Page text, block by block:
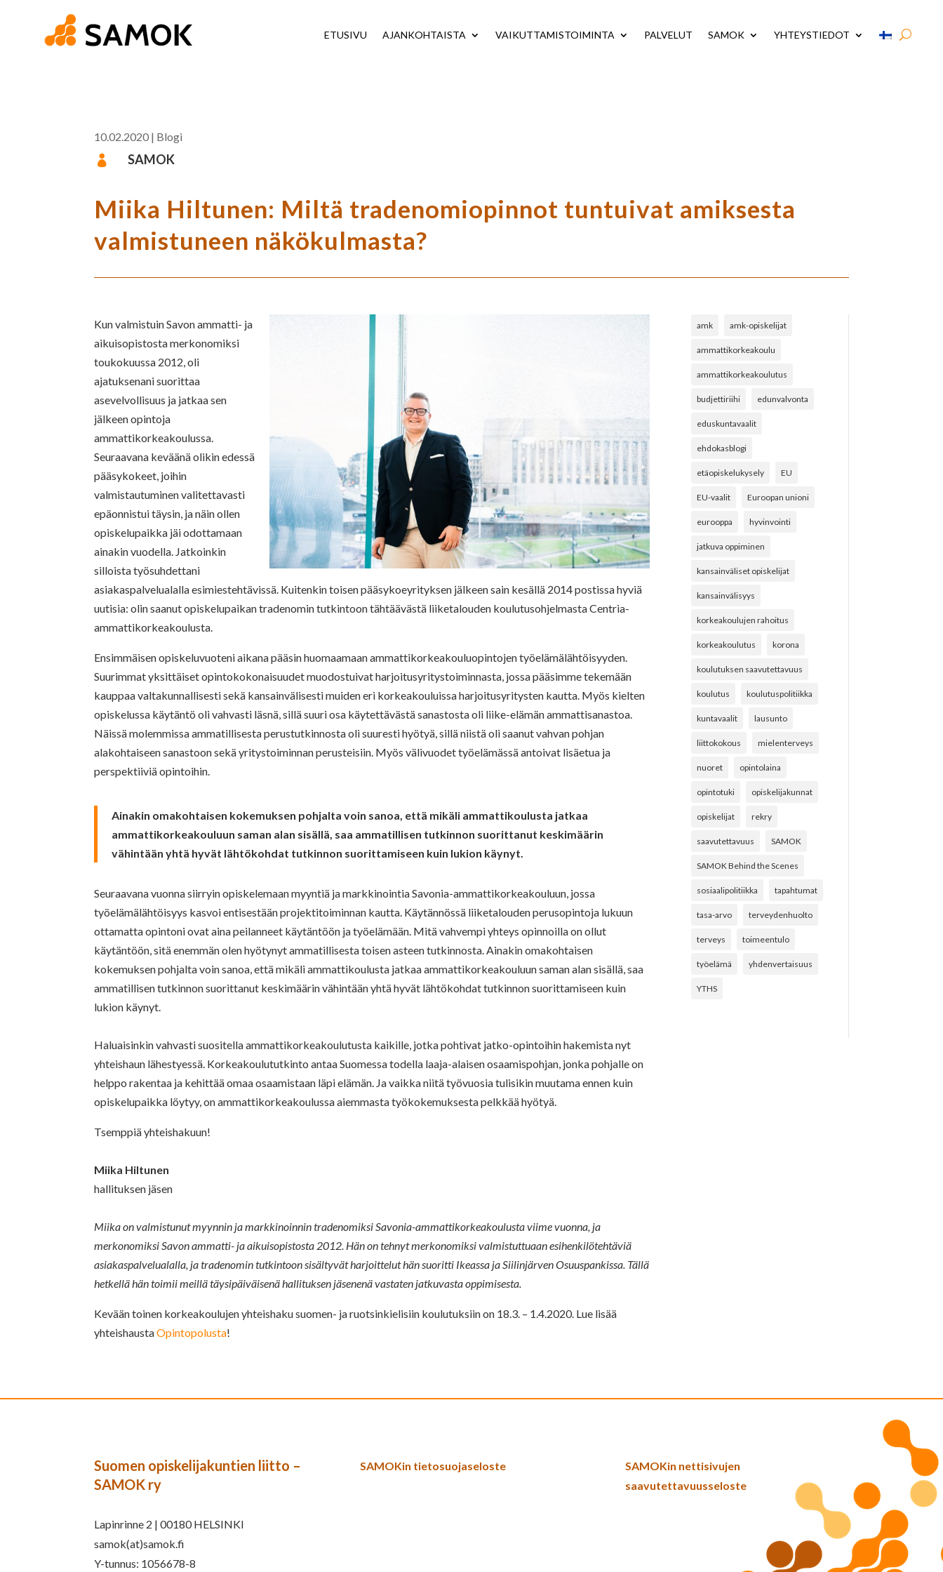
ETUSIVU AJANKOHTAISTA VAIKUTTAMISTOIMINTA PALVELUT SAMOK YHTEYSTIEDOT
10.02.2020 | Blogi
 SAMOK
Miika Hiltunen: Miltä tradenomiopinnot tuntuivat amiksesta
valmistuneen näkökulmasta?
Kun valmistuin Savon ammatti- ja
aikuisopistosta merkonomiksi
toukokuussa 2012, oli
ajatuksenani suorittaa
asevelvollisuus ja jatkaa sen
jälkeen opintoja
ammattikorkeakoulussa.
Seuraavana keväänä olikin edessä
pääsykokeet, joihin
valmistautuminen valitettavasti
epäonnistui täysin, ja näin ollen
opiskelupaikka jäi odottamaan
ainakin vuodella. Jatkoinkin
silloista työsuhdettani
asiakaspalvelualalla esimiestehtävissä. Kuitenkin toisen pääsykoeyrityksen jälkeen sain kesällä 2014 postissa hyviä
uutisia: olin saanut opiskelupaikan tradenomin tutkintoon tähtäävästä liiketalouden koulutusohjelmasta Centria-
ammattikorkeakoulusta.
Ensimmäisen opiskeluvuoteni aikana pääsin huomaamaan ammattikorkeakouluopintojen työelämälähtöisyyden.
Suurimmat yksittäiset opintokokonaisuudet muodostuivat harjoitusyritystoiminnasta, jossa pääsimme tekemään
kauppaa valtakunnallisesti sekä kansainvälisesti muiden eri korkeakouluissa harjoitusyritysten kautta. Myös kielten
opiskelussa käytäntö oli vahvasti läsnä, sillä suuri osa käytettävästä sanastosta oli liike-elämän ammattisanastoa.
Näissä molemmissa ammatillisesta perustutkinnosta oli suuresti hyötyä, sillä niistä oli saanut vahvan pohjan
alakohtaiseen sanastoon sekä yritystoiminnan perusteisiin. Myös välivuodet työelämässä antoivat lisäetua ja
perspektiiviä opintoihin.
Ainakin omakohtaisen kokemuksen pohjalta voin sanoa, että mikäli ammattikoulusta jatkaa
ammattikorkeakouluun saman alan sisällä, saa ammatillisen tutkinnon suorittanut keskimäärin
vähintään yhtä hyvät lähtökohdat tutkinnon suorittamiseen kuin lukion käynyt.
Seuraavana vuonna siirryin opiskelemaan myyntiä ja markkinointia Savonia-ammattikorkeakouluun, jossa
työelämälähtöisyys kasvoi entisestään projektitoiminnan kautta. Käytännössä liiketalouden perusopintoja lukuun
ottamatta opintoni ovat aina peilanneet käytäntöön ja työelämään. Mitä vahvempi yhteys opinnoilla on ollut
käytäntöön, sitä enemmän olen hyötynyt ammatillisesta toisen asteen tutkinnosta. Ainakin omakohtaisen
kokemuksen pohjalta voin sanoa, että mikäli ammattikoulusta jatkaa ammattikorkeakouluun saman alan sisällä, saa
ammatillisen tutkinnon suorittanut keskimäärin vähintään yhtä hyvät lähtökohdat tutkinnon suorittamiseen kuin
lukion käynyt.
Haluaisinkin vahvasti suositella ammattikorkeakoulutusta kaikille, jotka pohtivat jatko-opintoihin hakemista nyt
yhteishaun lähestyessä. Korkeakoulututkinto antaa Suomessa todella laaja-alaisen osaamispohjan, jonka pohjalle on
helppo rakentaa ja kehittää omaa osaamistaan läpi elämän. Ja vaikka niitä työvuosia tulisikin muutama ennen kuin
opiskelupaikka löytyy, on ammattikorkeakoulussa aiemmasta työkokemuksesta pelkkää hyötyä.
Tsemppiä yhteishakuun!
Miika Hiltunen
hallituksen jäsen
Miika on valmistunut myynnin ja markkinoinnin tradenomiksi Savonia-ammattikorkeakoulusta viime vuonna, ja
merkonomiksi Savon ammatti- ja aikuisopistosta 2012. Hän on tehnyt merkonomiksi valmistuttuaan esihenkilötehtäviä
asiakaspalvelualalla, ja tradenomin tutkintoon sisältyvät harjoittelut hän suoritti Ikeassa ja Siilinjärven Osuuspankissa. Tällä
hetkellä hän toimii meillä täysipäiväisenä hallituksen jäsenenä vastaten jatkuvasta oppimisesta.
Kevään toinen korkeakoulujen yhteishaku suomen- ja ruotsinkielisiin koulutuksiin on 18.3. – 1.4.2020. Lue lisää
yhteishaustaOpintopolusta!
amk amk-opiskelijat
ammattikorkeakoulu
ammattikorkeakoulutus
budjettiriihi edunvalvonta
eduskuntavaalit
ehdokasblogi
etäopiskelukysely EU
EU-vaalit Euroopan unioni
eurooppa hyvinvointi
jatkuva oppiminen
kansainväliset opiskelijat
kansainvälisyys
korkeakoulujen rahoitus
korkeakoulutus korona
koulutuksen saavutettavuus
koulutus koulutuspolitiikka
kuntavaalit lausunto
liittokokous mielenterveys
nuoret opintolaina
opintotuki opiskelijakunnat
opiskelijat rekry
saavutettavuus SAMOK
SAMOK Behind the Scenes
sosiaalipolitiikka tapahtumat
tasa-arvo terveydenhuolto
terveys toimeentulo
työelämä yhdenvertaisuus
YTHS
Suomen opiskelijakuntien liitto –
SAMOK ry
Lapinrinne 2 | 00180 HELSINKI
samok(at)samok.fi
Y-tunnus: 1056678-8
SAMOKin tietosuojaseloste
SAMOKin nettisivujen
saavutettavuusseloste